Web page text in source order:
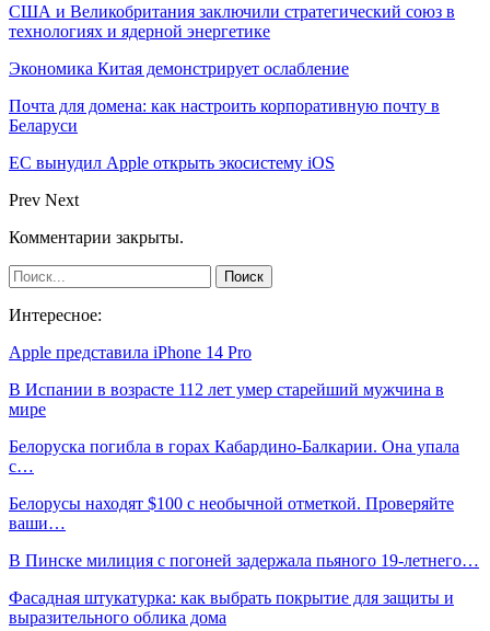
США и Великобритания заключили стратегический союз в
технологиях и ядерной энергетике
Экономика Китая демонстрирует ослабление
Почта для домена: как настроить корпоративную почту в
Беларуси
ЕС вынудил Apple открыть экосистему iOS
Prev Next
Комментарии закрыты.
Интересное:
Apple представила iPhone 14 Pro
В Испании в возрасте 112 лет умер старейший мужчина в
мире
Белоруска погибла в горах Кабардино-Балкарии. Она упала
с…
Белорусы находят $100 с необычной отметкой. Проверяйте
ваши…
В Пинске милиция с погоней задержала пьяного 19-летнего…
Фасадная штукатурка: как выбрать покрытие для защиты и
выразительного облика дома